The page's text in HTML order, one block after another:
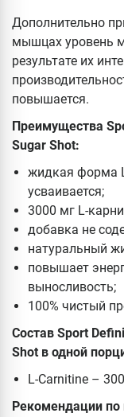
Дополнительно
мышцах уровень
результате их
повышается.
Преимущества
Sugar Shot:
жидкая форма
усваивается;
3000 мг L-
добавка не
натуральный
повышает
выносливость;
100% чистый
Состав Sport
Shot в одной
L-Carnitine –
Рекомендации